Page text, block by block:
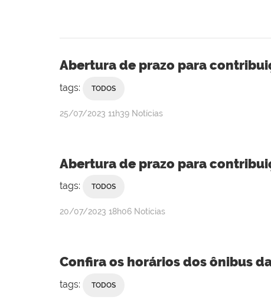
Abertura de prazo para
tags: TODOS
publicado
25/07/2023 11h39 Notícias
Abertura de prazo para
tags: TODOS
publicado
20/07/2023 18h06 Notícias
Confira os horários dos ônibus
tags: TODOS